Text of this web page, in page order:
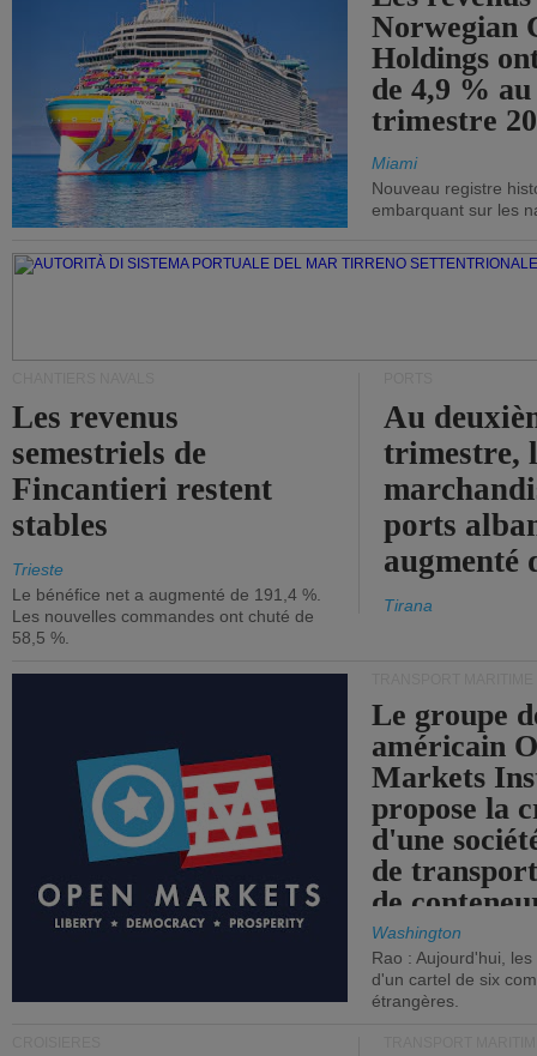
Norwegian
Holdings
de 4,9 %
trimestre
Miami
Nouveau registre
embarquant sur les
Les revenus
semestriels de
Fincantieri restent
stables
Trieste
Le bénéfice net a augmenté de 191,4 %.
Les nouvelles commandes ont chuté de
58,5 %.
Au
trimestre,
ports
augmenté
Tirana
Le groupe
américain
Markets
propose la
d'une
de
de
Washington
Rao : Aujourd'hui,
d'un cartel de six
étrangères.